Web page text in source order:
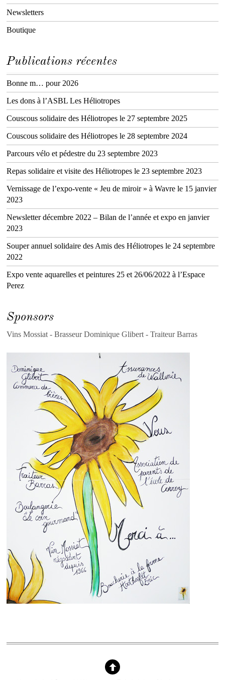
Newsletters
Boutique
Publications récentes
Bonne m… pour 2026
Les dons à l’ASBL Les Héliotropes
Couscous solidaire des Héliotropes le 27 septembre 2025
Couscous solidaire des Héliotropes le 28 septembre 2024
Parcours vélo et pédestre du 23 septembre 2023
Repas solidaire et visite des Héliotropes le 23 septembre 2023
Vernissage de l’expo-vente « Jeu de miroir » à Wavre le 15 janvier
2023
Newsletter décembre 2022 – Bilan de l’année et expo en janvier
2023
Souper annuel solidaire des Amis des Héliotropes le 24 septembre
2022
Expo vente aquarelles et peintures 25 et 26/06/2022 à l’Espace
Perez
Sponsors
Vins Mossiat - Brasseur Dominique Glibert - Traiteur Barras